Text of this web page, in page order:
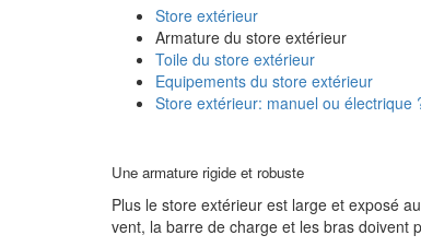
Store extérieur
Armature du store extérieur
Toile du store extérieur
Equipements du store extérieur
Store extérieur: manuel ou électrique
Une armature rigide et robuste
Plus le store extérieur est large et exposé
vent, la barre de charge et les bras doivent